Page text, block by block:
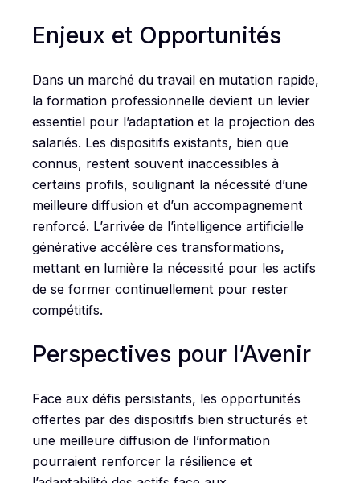
Enjeux et Opportunités
Dans un marché du travail en mutation rapide,
la formation professionnelle devient un levier
essentiel pour l’adaptation et la projection des
salariés. Les dispositifs existants, bien que
connus, restent souvent inaccessibles à
certains profils, soulignant la nécessité d’une
meilleure diffusion et d’un accompagnement
renforcé. L’arrivée de l’intelligence artificielle
générative accélère ces transformations,
mettant en lumière la nécessité pour les actifs
de se former continuellement pour rester
compétitifs.
Perspectives pour l’Avenir
Face aux défis persistants, les opportunités
offertes par des dispositifs bien structurés et
une meilleure diffusion de l’information
pourraient renforcer la résilience et